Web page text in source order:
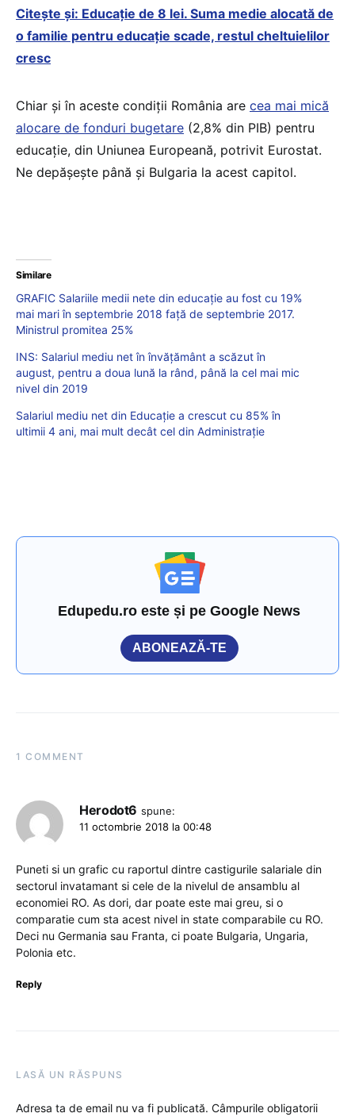
Citeşte şi: Educație de 8 lei. Suma medie alocată de
o familie pentru educație scade, restul cheltuielilor
cresc
Chiar și în aceste condiții România are cea mai mică
alocare de fonduri bugetare (2,8% din PIB) pentru
educație, din Uniunea Europeană, potrivit Eurostat.
Ne depășește până și Bulgaria la acest capitol.
Similare
GRAFIC Salariile medii nete din educație au fost cu 19%
mai mari în septembrie 2018 față de septembrie 2017.
Ministrul promitea 25%
INS: Salariul mediu net în învăţământ a scăzut în
august, pentru a doua lună la rând, până la cel mai mic
nivel din 2019
Salariul mediu net din Educație a crescut cu 85% în
ultimii 4 ani, mai mult decât cel din Administrație
Edupedu.ro este și pe Google News
ABONEAZĂ-TE
1 COMMENT
Herodot6 spune:
11 octombrie 2018 la 00:48
Puneti si un grafic cu raportul dintre castigurile salariale din
sectorul invatamant si cele de la nivelul de ansamblu al
economiei RO. As dori, dar poate este mai greu, si o
comparatie cum sta acest nivel in state comparabile cu RO.
Deci nu Germania sau Franta, ci poate Bulgaria, Ungaria,
Polonia etc.
Reply
LASĂ UN RĂSPUNS
Adresa ta de email nu va fi publicată. Câmpurile obligatorii